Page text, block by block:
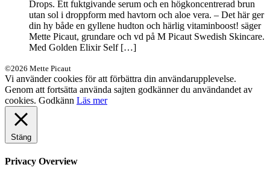
Drops. Ett fuktgivande serum och en högkoncentrerad brun
utan sol i droppform med havtorn och aloe vera. – Det här ger
din hy både en gyllene hudton och härlig vitaminboost! säger
Mette Picaut, grundare och vd på M Picaut Swedish Skincare.
Med Golden Elixir Self […]
©2026 Mette Picaut
Vi använder cookies för att förbättra din användarupplevelse.
Genom att fortsätta använda sajten godkänner du användandet av
cookies. Godkänn Läs mer
Stäng
Privacy Overview